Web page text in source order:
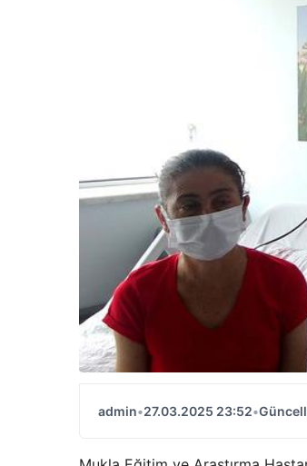
admin•27.03.2025 23:52•